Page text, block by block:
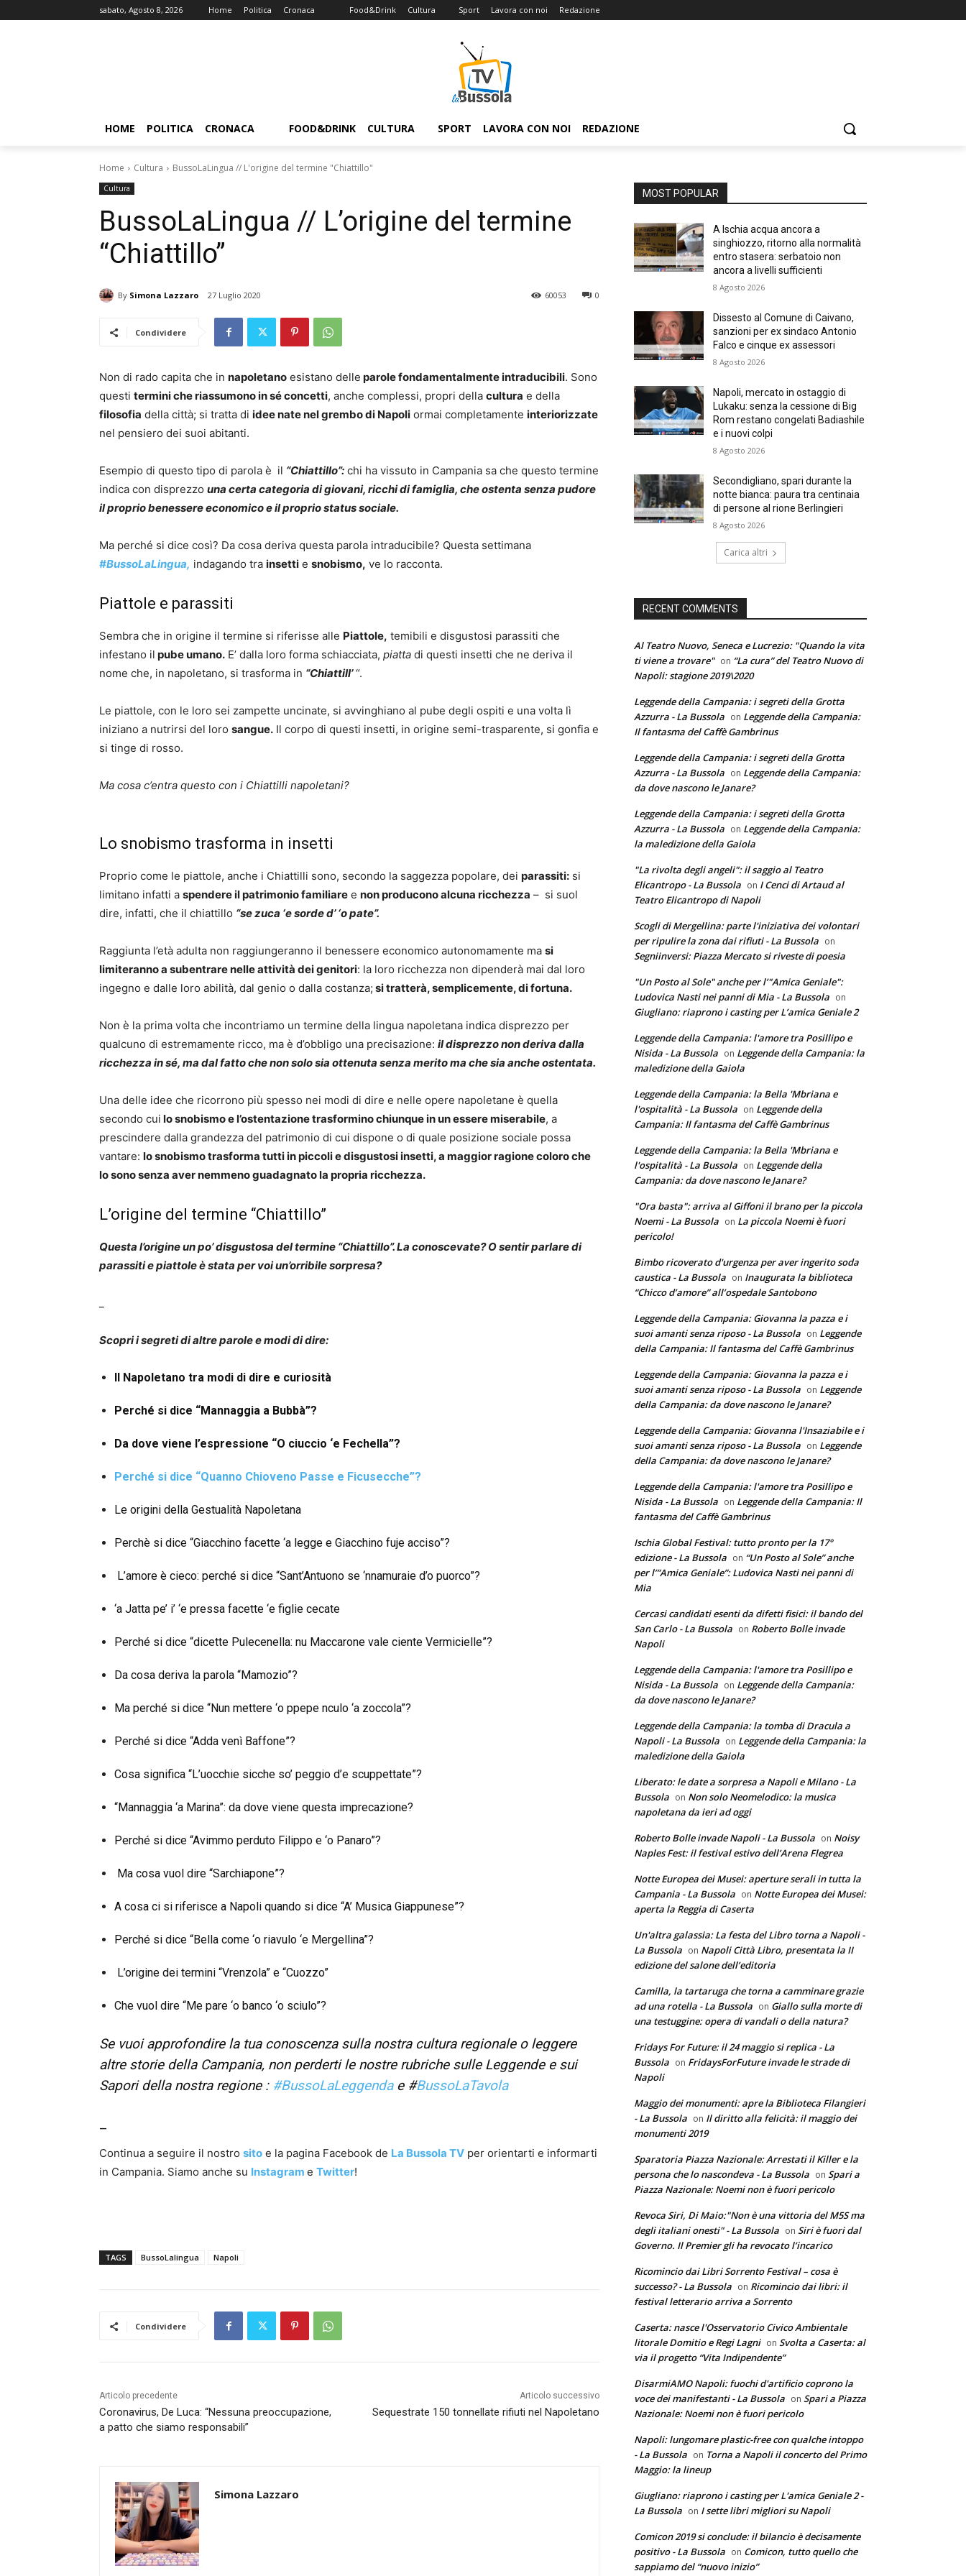
sabato, Agosto 8, 2026 Home Politica Cronaca Food&Drink Cultura Sport Lavora con noi Redazione
HOME POLITICA CRONACA FOOD&DRINK CULTURA SPORT LAVORA CON NOI REDAZIONE
Home Cultura BussoLaLingua // L'origine del termine "Chiattillo"
Cultura
BussoLaLingua // L’origine del termine
“Chiattillo”
By Simona Lazzaro 27 Luglio 2020 0
60053
Condividere
Non di rado capita che in napoletano esistano delle parole fondamentalmente intraducibili. Sono
questi termini che riassumono in sé concetti, anche complessi, propri della cultura e della
filosofia della città; si tratta di idee nate nel grembo di Napoli ormai completamente interiorizzate
nel pensiero dei suoi abitanti.
Esempio di questo tipo di parola è il “Chiattillo”: chi ha vissuto in Campania sa che questo termine
indica con disprezzo una certa categoria di giovani, ricchi di famiglia, che ostenta senza pudore
il proprio benessere economico e il proprio status sociale.
Ma perché si dice così? Da cosa deriva questa parola intraducibile? Questa settimana
#BussoLaLingua, indagando tra insetti e snobismo, ve lo racconta.
Piattole e parassiti
Sembra che in origine il termine si riferisse alle Piattole, temibili e disgustosi parassiti che
infestano il pube umano. E’ dalla loro forma schiacciata, piatta di questi insetti che ne deriva il
nome che, in napoletano, si trasforma in “Chiattill’“.
Le piattole, con le loro sei zampette uncinate, si avvinghiano al pube degli ospiti e una volta lì
iniziano a nutrirsi del loro sangue. Il corpo di questi insetti, in origine semi-trasparente, si gonfia e
si tinge di rosso.
Ma cosa c’entra questo con i Chiattilli napoletani?
Lo snobismo trasforma in insetti
Proprio come le piattole, anche i Chiattilli sono, secondo la saggezza popolare, dei parassiti: si
limitano infatti a spendere il patrimonio familiare e non producono alcuna ricchezza – si suol
dire, infatti, che il chiattillo “se zuca ‘e sorde d’ ‘o pate”.
Raggiunta l’età adulta non raggiungeranno il benessere economico autonomamente ma si
limiteranno a subentrare nelle attività dei genitori: la loro ricchezza non dipenderà mai dal loro
ingegno e dalle loro abilità, dal genio o dalla costanza; si tratterà, semplicemente, di fortuna.
Non è la prima volta che incontriamo un termine della lingua napoletana indica disprezzo per
qualcuno di estremamente ricco, ma è d’obbligo una precisazione: il disprezzo non deriva dalla
ricchezza in sé, ma dal fatto che non solo sia ottenuta senza merito ma che sia anche ostentata.
Una delle idee che ricorrono più spesso nei modi di dire e nelle opere napoletane è quella
secondo cui lo snobismo e l’ostentazione trasformino chiunque in un essere miserabile, a
prescindere dalla grandezza del patrimonio di cui dispone o di quale posizione sociale possa
vantare: lo snobismo trasforma tutti in piccoli e disgustosi insetti, a maggior ragione coloro che
lo sono senza aver nemmeno guadagnato la propria ricchezza.
L’origine del termine “Chiattillo”
Questa l’origine un po’ disgustosa del termine “Chiattillo”. La conoscevate? O sentir parlare di
parassiti e piattole è stata per voi un’orribile sorpresa?
Scopri i segreti di altre parole e modi di dire:
Il Napoletano tra modi di dire e curiosità
Perché si dice “Mannaggia a Bubbà”?
Da dove viene l’espressione “O ciuccio ‘e Fechella”?
Perché si dice “Quanno Chioveno Passe e Ficusecche”?
Le origini della Gestualità Napoletana
Perchè si dice “Giacchino facette ‘a legge e Giacchino fuje acciso”?
L’amore è cieco: perché si dice “Sant’Antuono se ‘nnamuraie d’o puorco”?
‘a Jatta pe’ i’ ‘e pressa facette ‘e figlie cecate
Perché si dice “dicette Pulecenella: nu Maccarone vale ciente Vermicielle”?
Da cosa deriva la parola “Mamozio”?
Ma perché si dice “Nun mettere ‘o ppepe nculo ‘a zoccola”?
Perché si dice “Adda venì Baffone”?
Cosa significa “L’uocchie sicche so’ peggio d’e scuppettate”?
“Mannaggia ‘a Marina”: da dove viene questa imprecazione?
Perché si dice “Avimmo perduto Filippo e ‘o Panaro”?
Ma cosa vuol dire “Sarchiapone”?
A cosa ci si riferisce a Napoli quando si dice “A’ Musica Giappunese”?
Perché si dice “Bella come ‘o riavulo ‘e Mergellina”?
L’origine dei termini “Vrenzola” e “Cuozzo”
Che vuol dire “Me pare ‘o banco ‘o sciulo”?
Se vuoi approfondire la tua conoscenza sulla nostra cultura regionale o leggere
altre storie della Campania, non perderti le nostre rubriche sulle Leggende e sui
Sapori della nostra regione : #BussoLaLeggendae #BussoLaTavola
Continua a seguire il nostro sito e la pagina Facebook de La Bussola TV per orientarti e informarti
in Campania. Siamo anche su Instagram e Twitter!
TAGS BussoLalingua Napoli
Condividere
Articolo precedente
Coronavirus, De Luca: “Nessuna preoccupazione,
a patto che siamo responsabili”
Articolo successivo
Sequestrate 150 tonnellate rifiuti nel Napoletano
Simona Lazzaro
MOST POPULAR
A Ischia acqua ancora a
singhiozzo, ritorno alla normalità
entro stasera: serbatoio non
ancora a livelli sufficienti
8 Agosto 2026
Dissesto al Comune di Caivano,
sanzioni per ex sindaco Antonio
Falco e cinque ex assessori
8 Agosto 2026
Napoli, mercato in ostaggio di
Lukaku: senza la cessione di Big
Rom restano congelati Badiashile
e i nuovi colpi
8 Agosto 2026
Secondigliano, spari durante la
notte bianca: paura tra centinaia
di persone al rione Berlingieri
8 Agosto 2026
Carica altri
RECENT COMMENTS
Al Teatro Nuovo, Seneca e Lucrezio: "Quando la vita
ti viene a trovare" on “La cura” del Teatro Nuovo di
Napoli: stagione 2019\2020
Leggende della Campania: i segreti della Grotta
Azzurra - La Bussola on Leggende della Campania:
Il fantasma del Caffè Gambrinus
Leggende della Campania: i segreti della Grotta
Azzurra - La Bussola on Leggende della Campania:
da dove nascono le Janare?
Leggende della Campania: i segreti della Grotta
Azzurra - La Bussola on Leggende della Campania:
la maledizione della Gaiola
"La rivolta degli angeli": il saggio al Teatro
Elicantropo - La Bussola on I Cenci di Artaud al
Teatro Elicantropo di Napoli
Scogli di Mergellina: parte l'iniziativa dei volontari
per ripulire la zona dai rifiuti - La Bussola on
Segniinversi: Piazza Mercato si riveste di poesia
"Un Posto al Sole" anche per l’"Amica Geniale":
Ludovica Nasti nei panni di Mia - La Bussola on
Giugliano: riaprono i casting per L’amica Geniale 2
Leggende della Campania: l'amore tra Posillipo e
Nisida - La Bussola on Leggende della Campania: la
maledizione della Gaiola
Leggende della Campania: la Bella 'Mbriana e
l'ospitalità - La Bussola on Leggende della
Campania: Il fantasma del Caffè Gambrinus
Leggende della Campania: la Bella 'Mbriana e
l'ospitalità - La Bussola on Leggende della
Campania: da dove nascono le Janare?
"Ora basta": arriva al Giffoni il brano per la piccola
Noemi - La Bussola on La piccola Noemi è fuori
pericolo!
Bimbo ricoverato d'urgenza per aver ingerito soda
caustica - La Bussola on Inaugurata la biblioteca
“Chicco d’amore” all’ospedale Santobono
Leggende della Campania: Giovanna la pazza e i
suoi amanti senza riposo - La Bussola on Leggende
della Campania: Il fantasma del Caffè Gambrinus
Leggende della Campania: Giovanna la pazza e i
suoi amanti senza riposo - La Bussola on Leggende
della Campania: da dove nascono le Janare?
Leggende della Campania: Giovanna l'Insaziabile e i
suoi amanti senza riposo - La Bussola on Leggende
della Campania: da dove nascono le Janare?
Leggende della Campania: l'amore tra Posillipo e
Nisida - La Bussola on Leggende della Campania: Il
fantasma del Caffè Gambrinus
Ischia Global Festival: tutto pronto per la 17°
edizione - La Bussola on “Un Posto al Sole” anche
per l’”Amica Geniale”: Ludovica Nasti nei panni di
Mia
Cercasi candidati esenti da difetti fisici: il bando del
San Carlo - La Bussola on Roberto Bolle invade
Napoli
Leggende della Campania: l'amore tra Posillipo e
Nisida - La Bussola on Leggende della Campania:
da dove nascono le Janare?
Leggende della Campania: la tomba di Dracula a
Napoli - La Bussola on Leggende della Campania: la
maledizione della Gaiola
Liberato: le date a sorpresa a Napoli e Milano - La
Bussola on Non solo Neomelodico: la musica
napoletana da ieri ad oggi
Roberto Bolle invade Napoli - La Bussola on Noisy
Naples Fest: il festival estivo dell’Arena Flegrea
Notte Europea dei Musei: aperture serali in tutta la
Campania - La Bussola on Notte Europea dei Musei:
aperta la Reggia di Caserta
Un'altra galassia: La festa del Libro torna a Napoli -
La Bussola on Napoli Città Libro, presentata la II
edizione del salone dell’editoria
Camilla, la tartaruga che torna a camminare grazie
ad una rotella - La Bussola on Giallo sulla morte di
una testuggine: opera di vandali o della natura?
Fridays For Future: il 24 maggio si replica - La
Bussola on FridaysForFuture invade le strade di
Napoli
Maggio dei monumenti: apre la Biblioteca Filangieri
- La Bussola on Il diritto alla felicità: il maggio dei
monumenti 2019
Sparatoria Piazza Nazionale: Arrestati il Killer e la
persona che lo nascondeva - La Bussola on Spari a
Piazza Nazionale: Noemi non è fuori pericolo
Revoca Siri, Di Maio:"Non è una vittoria del M5S ma
degli italiani onesti" - La Bussola on Siri è fuori dal
Governo. Il Premier gli ha revocato l’incarico
Ricomincio dai Libri Sorrento Festival – cosa è
successo? - La Bussola on Ricomincio dai libri: il
festival letterario arriva a Sorrento
Caserta: nasce l'Osservatorio Civico Ambientale
litorale Domitio e Regi Lagni on Svolta a Caserta: al
via il progetto “Vita Indipendente”
DisarmiAMO Napoli: fuochi d'artificio coprono la
voce dei manifestanti - La Bussola on Spari a Piazza
Nazionale: Noemi non è fuori pericolo
Napoli: lungomare plastic-free con qualche intoppo
- La Bussola on Torna a Napoli il concerto del Primo
Maggio: la lineup
Giugliano: riaprono i casting per L'amica Geniale 2 -
La Bussola on I sette libri migliori su Napoli
Comicon 2019 si conclude: il bilancio è decisamente
positivo - La Bussola on Comicon, tutto quello che
sappiamo del “nuovo inizio”